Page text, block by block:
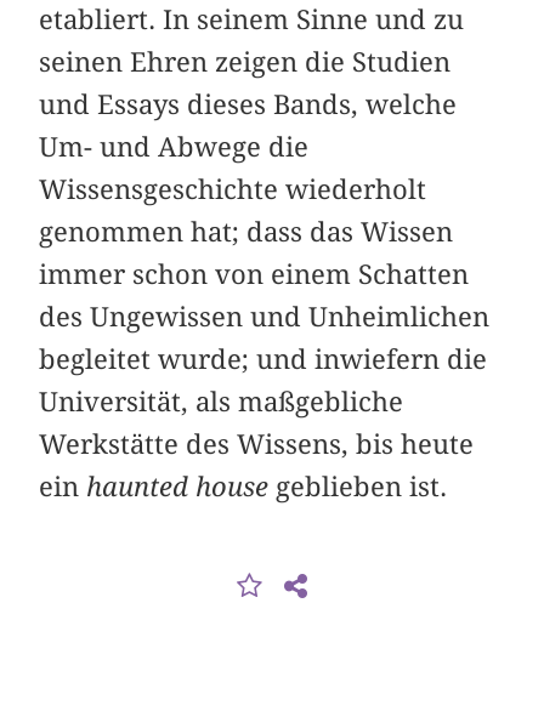
etabliert. In seinem Sinne und zu
seinen Ehren zeigen die Studien
und Essays dieses Bands, welche
Um- und Abwege die
Wissensgeschichte wiederholt
genommen hat; dass das Wissen
immer schon von einem Schatten
des Ungewissen und Unheimlichen
begleitet wurde; und inwiefern die
Universität, als maßgebliche
Werkstätte des Wissens, bis heute
ein haunted house geblieben ist.